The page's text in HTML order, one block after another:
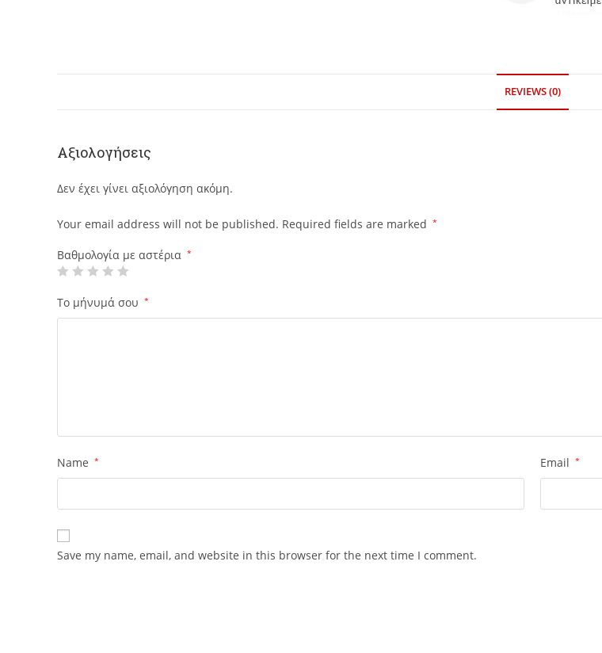
REVIEWS (0)
Αξιολογήσεις
Δεν έχει γίνει αξιολόγηση ακόμη.
Your email address will not be published. Required fields are marked *
Βαθμολογία με αστέρια *
Το μήνυμά σου *
Name * Email *
Save my name, email, and website in this browser for the next time I comment.